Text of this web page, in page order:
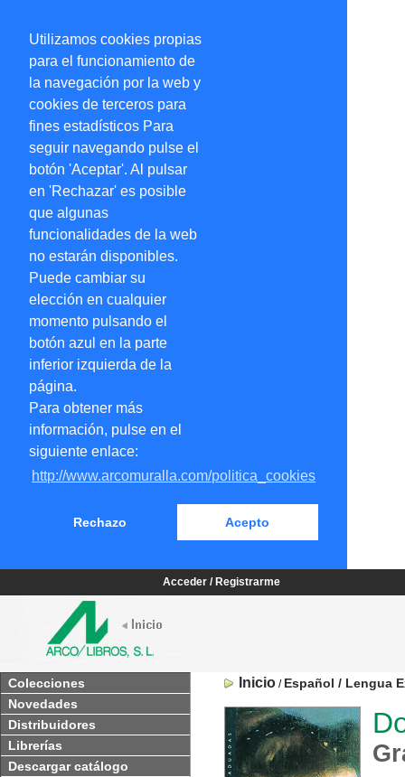
Utilizamos cookies propias
para el funcionamiento de
la navegación por la web y
cookies de terceros para
fines estadísticos Para
seguir navegando pulse el
botón 'Aceptar'. Al pulsar
en 'Rechazar' es posible
que algunas
funcionalidades de la web
no estarán disponibles.
Puede cambiar su
elección en cualquier
momento pulsando el
botón azul en la parte
inferior izquierda de la
página.
Para obtener más
información, pulse en el
siguiente enlace:
http://www.arcomuralla.com/politica_cookies
Rechazo Acepto
Acceder / Registrarme
Colecciones
Novedades
Distribuidores
Librerías
Descargar catálogo
Inicio / Español / Lengua